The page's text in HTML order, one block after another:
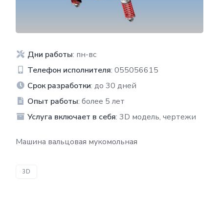
Дни работы: пн-вс
Телефон исполнителя: 055056615
Срок разработки: до 30 дней
Опыт работы: более 5 лет
Услуга включает в себя: 3D модель, чертежи
Машина вальцовая мукомольная
3D